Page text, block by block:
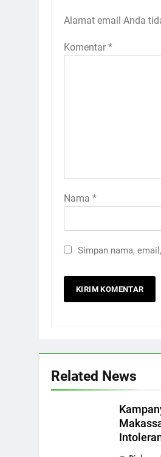
Alamat email Anda
Komentar *
Nama *
Simpan nama,
Related News